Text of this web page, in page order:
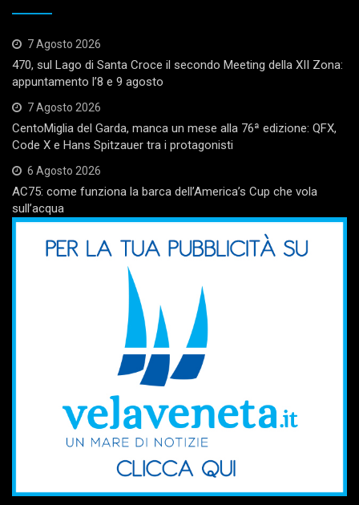
7 Agosto 2026
470, sul Lago di Santa Croce il secondo Meeting della XII Zona:
appuntamento l’8 e 9 agosto
7 Agosto 2026
CentoMiglia del Garda, manca un mese alla 76ª edizione: QFX,
Code X e Hans Spitzauer tra i protagonisti
6 Agosto 2026
AC75: come funziona la barca dell’America’s Cup che vola
sull’acqua